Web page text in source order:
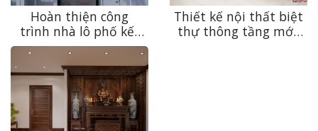
Hoàn thiện công
trình nhà lô phố kết
hợp kinh doanh kính
Thiết kế nội thất biệt
thự thông tầng mới,